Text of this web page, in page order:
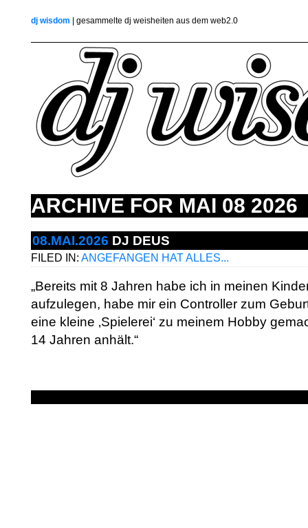
dj wisdom | gesammelte dj weisheiten aus dem web2.0
ARCHIVE FOR MAI 08 2026
08.MAI.2026 DJ DEUS
FILED IN: ANGEFANGEN HAT ALLES...
„Bereits mit 8 Jahren habe ich in meinen
aufzulegen, habe mir ein Controller zum
eine kleine ‚Spielerei‘ zu meinem Hobby
14 Jahren anhält.“